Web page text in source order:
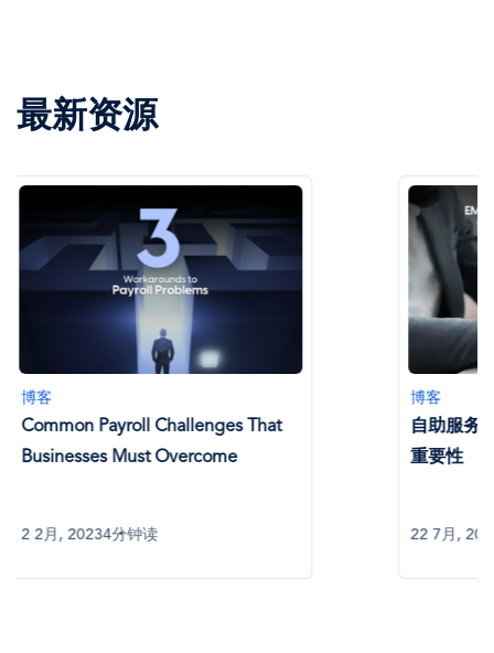
最新资源
博客
自助服务选项在全球薪资管理中的
重要性
22 7月, 20243分钟读
博客
战胜薪资
28 5月,